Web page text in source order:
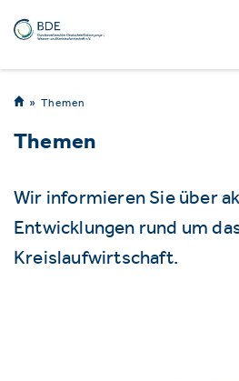
Themen
Themen
Wir informieren Sie über
Entwicklungen rund um
Kreislaufwirtschaft.